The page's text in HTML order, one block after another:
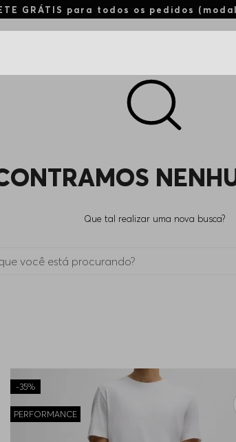
GRÁTIS para todos os pedidos
Que tal realizar uma nova busca?
-35%
PERFORMANCE